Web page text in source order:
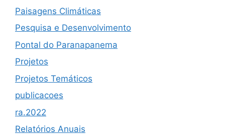
Paisagens Climáticas
Pesquisa e Desenvolvimento
Pontal do Paranapanema
Projetos
Projetos Temáticos
publicacoes
ra.2022
Relatórios Anuais